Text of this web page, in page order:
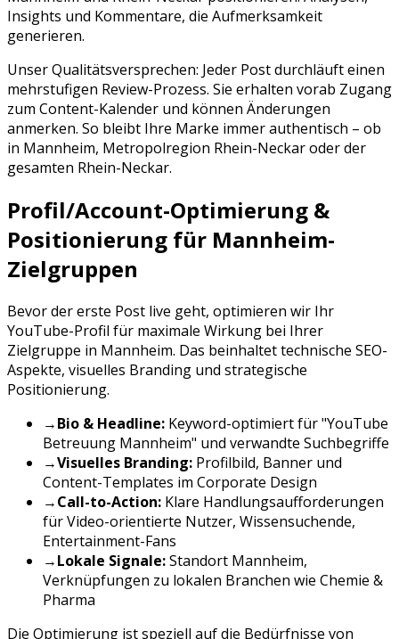
Insights und Kommentare, die Aufmerksamkeit
generieren.
Unser Qualitätsversprechen: Jeder Post durchläuft einen
mehrstufigen Review-Prozess. Sie erhalten vorab Zugang
zum Content-Kalender und können Änderungen
anmerken. So bleibt Ihre Marke immer authentisch – ob
in Mannheim, Metropolregion Rhein-Neckaroder der
gesamten Rhein-Neckar.
Profil/Account-Optimierung &
Positionierung für Mannheim-
Zielgruppen
Bevor der erste Post live geht, optimieren wir Ihr
YouTube-Profil für maximale Wirkung bei Ihrer
Zielgruppe in Mannheim. Das beinhaltet technische SEO-
Aspekte, visuelles Branding und strategische
Positionierung.
→Bio & Headline: Keyword-optimiert für "YouTube
Betreuung Mannheim" und verwandte Suchbegriffe
→Visuelles Branding: Profilbild, Banner und
Content-Templates im Corporate Design
→Call-to-Action: Klare Handlungsaufforderungen
fürVideo-orientierte Nutzer, Wissensuchende,
Entertainment-Fans
→Lokale Signale:Standort Mannheim,
Verknüpfungen zu lokalen Branchen wie Chemie &
Pharma
Die Optimierung ist speziell auf die Bedürfnisse von